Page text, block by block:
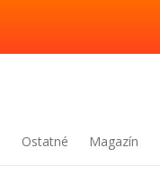
Ostatné Magazín